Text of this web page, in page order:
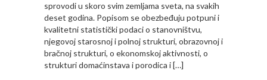
sprovodi u skoro svim zemljama sveta, na svakih
deset godina. Popisom se obezbeđuju potpuni i
kvalitetni statistički podaci o stanovništvu,
njegovoj starosnoj i polnoj strukturi, obrazovnoj i
bračnoj strukturi, o ekonomskoj aktivnosti, o
strukturi domaćinstava i porodica i […]